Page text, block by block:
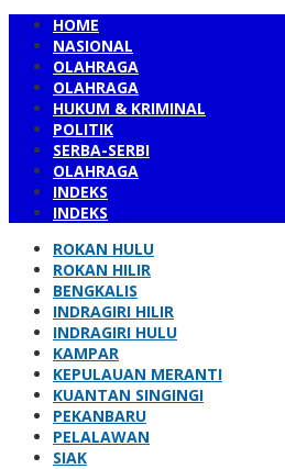
HOME
NASIONAL
OLAHRAGA
OLAHRAGA
HUKUM & KRIMINAL
POLITIK
SERBA-SERBI
OLAHRAGA
INDEKS
INDEKS
ROKAN HULU
ROKAN HILIR
BENGKALIS
INDRAGIRI HILIR
INDRAGIRI HULU
KAMPAR
KEPULAUAN MERANTI
KUANTAN SINGINGI
PEKANBARU
PELALAWAN
SIAK